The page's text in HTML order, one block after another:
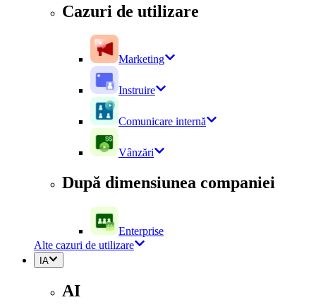
Cazuri de utilizare
Marketing
Instruire
Comunicare internă
Vânzări
După dimensiunea companiei
Enterprise
Alte cazuri de utilizare
IA
AI